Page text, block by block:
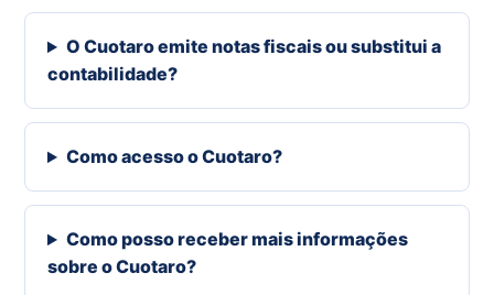
O Cuotaro emite notas fiscais ou substitui a
contabilidade?
Como acesso o Cuotaro?
Como posso receber mais informações
sobre o Cuotaro?